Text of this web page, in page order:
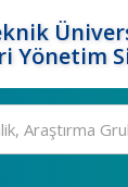
Yönetim